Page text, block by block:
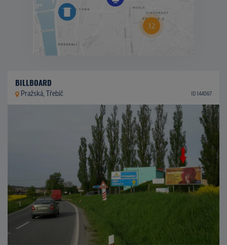
BILLBOARD
Pražská, Třebíč ID 144067